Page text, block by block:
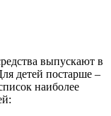
выпускают в
детей постарше –
наиболее